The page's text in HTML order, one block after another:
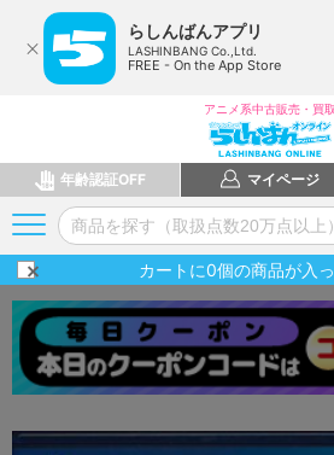
らしんばんアプリ
LASHINBANG Co.,Ltd.
FREE - On the App Store
アニメ系中古販売・買取
年齢認証OFF マイページ
カートに0個の商品が入